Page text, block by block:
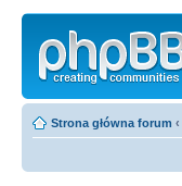
Strona główna forum ‹